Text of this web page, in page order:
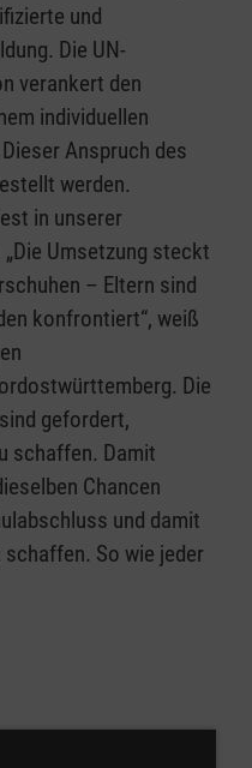
und
Die UN-
verankert den
individuellen
Anspruch des
werden.
in unserer
Umsetzung steckt
– Eltern sind
konfrontiert“, weiß
Die
gefordert,
schaffen. Damit
Chancen
und damit
So wie jeder